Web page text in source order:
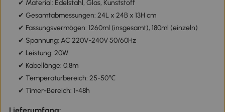
✔ Material: Edelstahl, Glas, Kunststoff
✔ Gesamtabmessungen: 24L x 24B x 13H cm
✔ Fassungsvermögen: 1260ml (insgesamt), 180ml (einzeln)
✔ Spannung: AC 220V-240V 50/60Hz
✔ Leistung: 20W
✔ Kabellänge: 0,8m
✔ Temperaturbereich: 25-50℃
✔ Timer-Bereich: 1-48h